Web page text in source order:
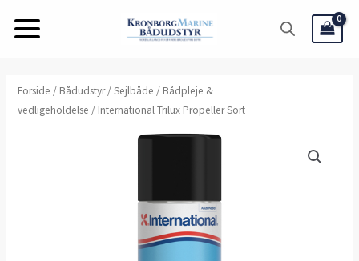
Forside / Bådudstyr/Sejlbåde / Bådpleje &
vedligeholdelse / International Trilux Propeller Sort
International
Trilux